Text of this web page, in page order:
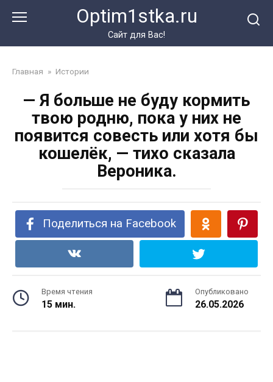
Optim1stka.ru
Сайт для Вас!
Главная » Истории
— Я больше не буду кормить
твою родню, пока у них не
появится совесть или хотя бы
кошелёк, — тихо сказала
Вероника.
Поделиться на Facebook
Время чтения
15 мин.
Опубликовано
26.05.2026